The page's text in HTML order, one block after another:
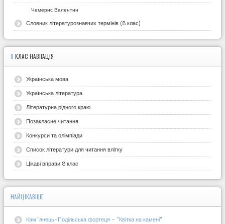
Чемерис Валентин
Словник літературознавчих термінів (8 клас)
8 КЛАС НАВІГАЦІЯ
Українська мова
Українська література
Літературна рідного краю
Позакласне читання
Конкурси та олімпіади
Список літератури для читання влітку
Цікаві вправи 8 клас
НАЙЦІКАВІШЕ
Кам`янець-Подільська фортеця - "Квітка на камені"